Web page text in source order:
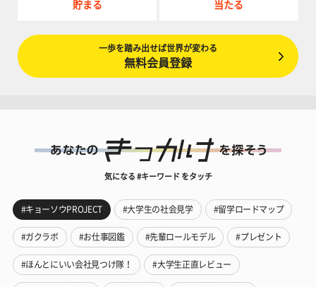
貯まる 当たる
一歩を踏み出せば世界が変わる
無料会員登録
気になる #キーワード をタッチ
#キョーソウPROJECT #大学生の社会見学 #留学ロードマップ
#ガクラボ #お仕事図鑑 #先輩ロールモデル #プレゼント
#ほんとにいい会社見つけ隊！ #大学生正直レビュー